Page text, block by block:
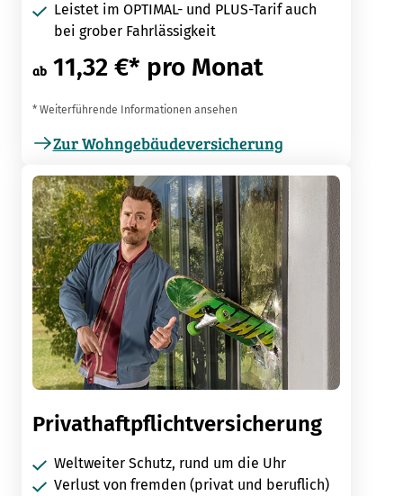
Leistet im OPTIMAL- und PLUS-Tarif auch
bei grober Fahrlässigkeit
ab 11,32 €* pro Monat
* Weiterführende Informationen ansehen
Zur Wohngebäudeversicherung
Privathaftpflichtversicherung
Weltweiter Schutz, rund um die Uhr
Verlust von fremden (privat und beruflich)